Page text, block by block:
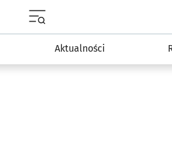
Aktualności